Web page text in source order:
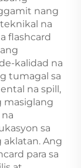
nang
na
flashcard
kalidad na
tumagal sa
na spill,
masiglang
sa
aklatan. Ang
para sa